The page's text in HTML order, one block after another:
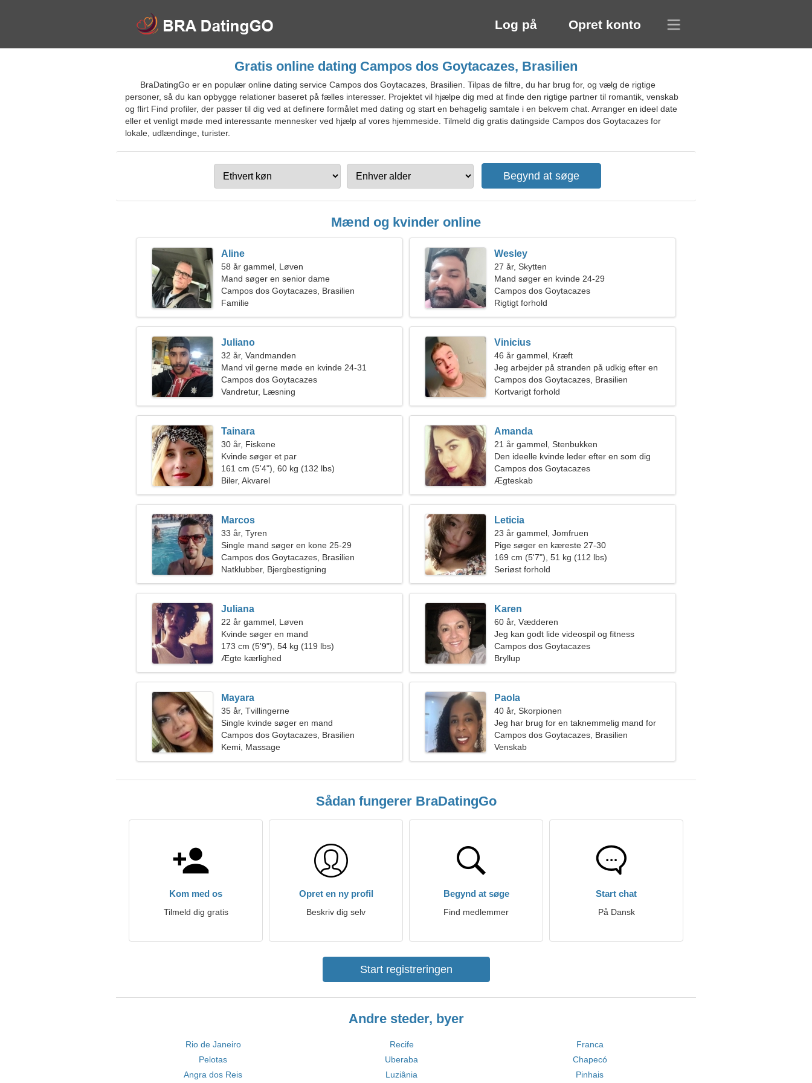
Log på Opret konto
Gratis online dating Campos dos Goytacazes, Brasilien
BraDatingGo er en populær online dating service Campos dos Goytacazes, Brasilien. Tilpas de filtre, du har brug for, og vælg de rigtige
personer, så du kan opbygge relationer baseret på fælles interesser. Projektet vil hjælpe dig med at finde den rigtige partner til romantik, venskab
og flirt Find profiler, der passer til dig ved at definere formålet med dating og start en behagelig samtale i en bekvem chat. Arranger en ideel date
eller et venligt møde med interessante mennesker ved hjælp af vores hjemmeside. Tilmeld dig gratis datingside Campos dos Goytacazes for
lokale, udlændinge, turister.
Mænd og kvinder online
Aline
58 år gammel, Løven
Mand søger en senior dame
Campos dos Goytacazes, Brasilien
Familie
Wesley
27 år, Skytten
Mand søger en kvinde 24-29
Campos dos Goytacazes
Rigtigt forhold
Juliano
32 år, Vandmanden
Mand vil gerne møde en kvinde 24-31
Campos dos Goytacazes
Vandretur, Læsning
Vinicius
46 år gammel, Kræft
Jeg arbejder på stranden på udkig efter en
passioneret kvinde
Campos dos Goytacazes, Brasilien
Kortvarigt forhold
Tainara
30 år, Fiskene
Kvinde søger et par
161 cm (5'4"), 60 kg (132 lbs)
Biler, Akvarel
Amanda
21 år gammel, Stenbukken
Den ideelle kvinde leder efter en som dig
Campos dos Goytacazes
Ægteskab
Marcos
33 år, Tyren
Single mand søger en kone 25-29
Campos dos Goytacazes, Brasilien
Natklubber, Bjergbestigning
Leticia
23 år gammel, Jomfruen
Pige søger en kæreste 27-30
169 cm (5'7"), 51 kg (112 lbs)
Seriøst forhold
Juliana
22 år gammel, Løven
Kvinde søger en mand
173 cm (5'9"), 54 kg (119 lbs)
Ægte kærlighed
Karen
60 år, Vædderen
Jeg kan godt lide videospil og fitness
Campos dos Goytacazes
Bryllup
Mayara
35 år, Tvillingerne
Single kvinde søger en mand
Campos dos Goytacazes, Brasilien
Kemi, Massage
Paola
40 år, Skorpionen
Jeg har brug for en taknemmelig mand for
romantik
Campos dos Goytacazes, Brasilien
Venskab
Sådan fungerer BraDatingGo
Kom med os
Tilmeld dig gratis
Opret en ny profil
Beskriv dig selv
Begynd at søge
Find medlemmer
Start chat
På Dansk
Start registreringen
Andre steder, byer
Rio de Janeiro Recife
Franca
Pelotas
Uberaba
Chapecó
Angra dos Reis
Luziânia Pinhais